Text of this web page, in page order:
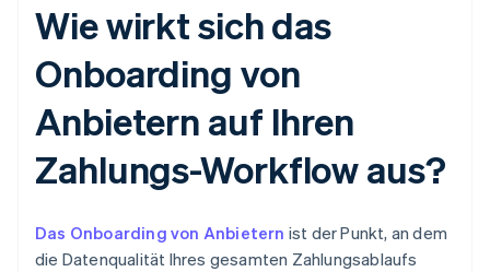
Wie wirkt sich das
Onboarding von
Anbietern auf Ihren
Zahlungs-Workflow aus?
Das Onboarding von Anbietern ist der Punkt, an dem
die Datenqualität Ihres gesamten Zahlungsablaufs